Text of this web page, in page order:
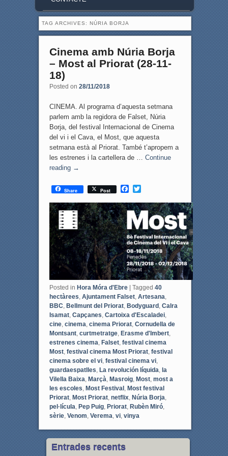
TAG ARCHIVES: NÚRIA BORJA
Cinema amb Núria Borja
– Most al Priorat (28-11-
18)
Posted on 28/11/2018
CINEMA. Al programa d’aquesta setmana
parlem amb la regidora de Falset, Núria
Borja, del festival Internacional de Cinema
del vi i el Cava, el Most, que aquesta
setmana està al Priorat. També t’apropem a
les estrenes i la cartellera de … Continue
reading →
Share Post
F
c
e
b
o
o
k
T
i
t
t
e
r
Posted in Hora Móra d'Ebre | Tagged 40
hectàrees Ajuntament Falset, Artesana
BBC Bellmunt del Priorat, Bodyguard, Calra
Isamat, Capçanes Cartoixa d'Escaladei,
cine, cinema cinema Priorat, Cornudella de
Montsant, curtmetratge, Erasme d'Imbert,
estrenes cinema Falset, festival cinema
Most, festival cinema Most Priorat, festival
cinema sobre el vi, festival cinema vi,
guardaespatlles La revolución líquida la
Vilella Baixa Marçà Masroig, Most, most a
les escoles Most Festival, Most festival
Priorat, Most Priorat, netflix, Núria Borja
pel·lícula Pep Puig, Priorat, Rubèn Miró,
sèrie, Venom Verema vi, vinya
Entrades recents